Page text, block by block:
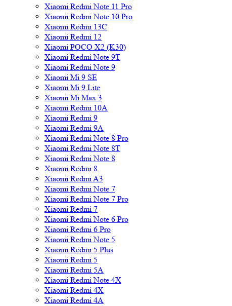
Xiaomi Redmi Note 11 Pro
Xiaomi Redmi Note 10 Pro
Xiaomi Redmi 13C
Xiaomi Redmi 12
Xiaomi POCO X2 (K30)
Xiaomi Redmi Note 9T
Xiaomi Redmi Note 9
Xiaomi Mi 9 SE
Xiaomi Mi 9 Lite
Xiaomi Mi Max 3
Xiaomi Redmi 10A
Xiaomi Redmi 9
Xiaomi Redmi 9A
Xiaomi Redmi Note 8 Pro
Xiaomi Redmi Note 8T
Xiaomi Redmi Note 8
Xiaomi Redmi 8
Xiaomi Redmi A3
Xiaomi Redmi Note 7
Xiaomi Redmi Note 7 Pro
Xiaomi Redmi 7
Xiaomi Redmi Note 6 Pro
Xiaomi Redmi 6 Pro
Xiaomi Redmi Note 5
Xiaomi Redmi 5 Plus
Xiaomi Redmi 5
Xiaomi Redmi 5A
Xiaomi Redmi Note 4X
Xiaomi Redmi 4X
Xiaomi Redmi 4A